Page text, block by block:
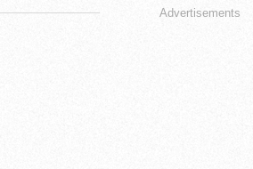
Advertisements